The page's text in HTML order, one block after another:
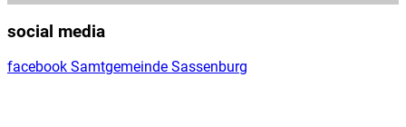
social media
facebook Samtgemeinde Sassenburg